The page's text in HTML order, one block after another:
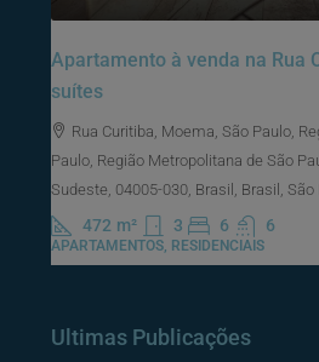
Apartamento à venda na Rua
suítes
Rua Curitiba, Moema, São Paulo,
Paulo, Região Metropolitana de São
Sudeste, 04005-030, Brasil, Brasil, São
472 m² 3 6 6
APARTAMENTOS, RESIDENCIAIS
Ultimas Publicações